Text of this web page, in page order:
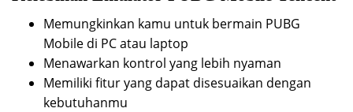
Memungkinkan kamu untuk bermain PUBG
Mobile di PC atau laptop
Menawarkan kontrol yang lebih nyaman
Memiliki fitur yang dapat disesuaikan dengan
kebutuhanmu